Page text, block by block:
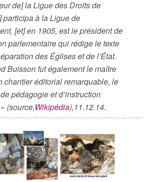
de] la Ligue des Droits de
participa à la Ligue de
[et] en 1905, est le président de
parlementaire qui rédige le texte
des Églises et de l’État.
Buisson fut également le maître
chantier éditorial remarquable, le
pédagogie et d’instruction
(source,Wikipédia),11.12.14.